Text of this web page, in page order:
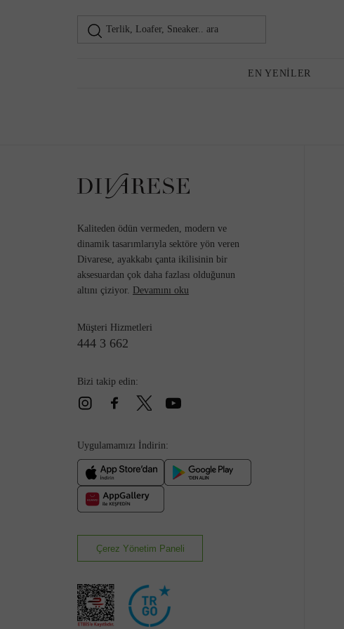
Terlik, Loafer, Sneaker.. ara
EN YENILER
Sneaker
Kaliteden ödün vermeden, modern ve
dinamik tasarımlarıyla sektöre yön veren
Divarese, ayakkabı çanta ikilisinin bir
aksesuardan çok daha fazlası olduğunun
altını çiziyor. Devamını oku
Müşteri Hizmetleri
444 3 662
Bizi takip edin:
Uygulamamızı İndirin:
Çerez Yönetim Paneli